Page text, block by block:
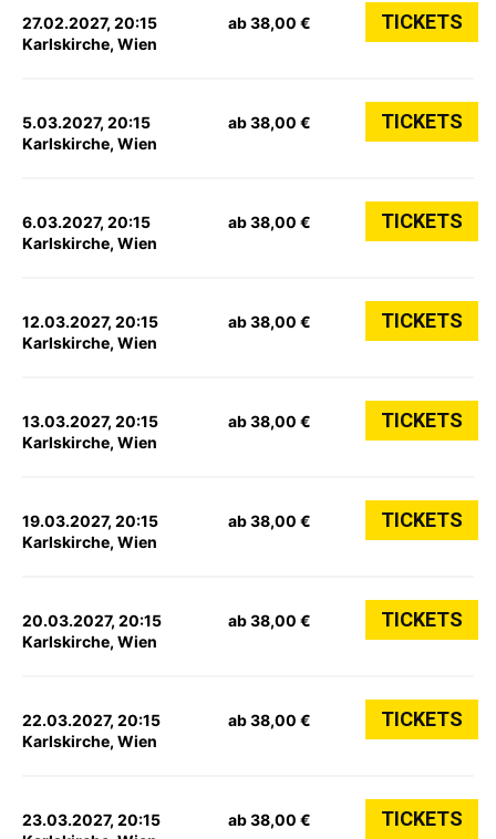
27.02.2027, 20:15
Karlskirche, Wien
ab 38,00 € TICKETS
5.03.2027, 20:15
Karlskirche, Wien
ab 38,00 € TICKETS
6.03.2027, 20:15
Karlskirche, Wien
ab 38,00 € TICKETS
12.03.2027, 20:15
Karlskirche, Wien
ab 38,00 € TICKETS
13.03.2027, 20:15
Karlskirche, Wien
ab 38,00 € TICKETS
19.03.2027, 20:15
Karlskirche, Wien
ab 38,00 € TICKETS
20.03.2027, 20:15
Karlskirche, Wien
ab 38,00 € TICKETS
22.03.2027, 20:15
Karlskirche, Wien
ab 38,00 € TICKETS
23.03.2027, 20:15
ab 38,00 € TICKETS